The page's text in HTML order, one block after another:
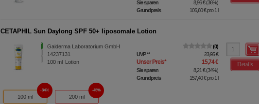
Sie sparen 8,96 €(36%)
Grundpreis
106,60 €pro 1 l
CETAPHIL Sun Daylong SPF 50+ liposomale Lotion
Galderma Laboratorium GmbH
14237131
100 ml Lotion
0
UVP** 23,95 €
Unser Preis* 15,74 €
Sie sparen 8,21 €(34%)
Grundpreis
157,40 €pro 1 l
Details
100 ml
34%
200 ml
45%